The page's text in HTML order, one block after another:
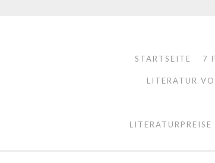
STARTSEITE 7
LITERATUR